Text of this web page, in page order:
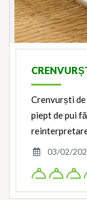
Crenvurști
piept de pui
03/02/